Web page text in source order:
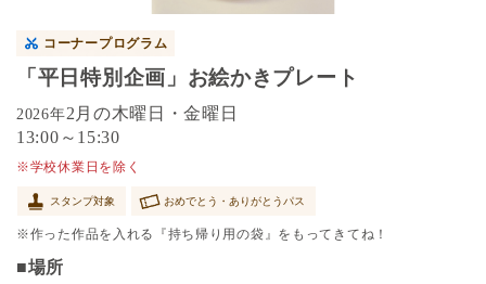
コーナープログラム
「平日特別企画」お絵かきプレート
2026年2月の木曜日・金曜日
13:00～15:30
※学校休業日を除く
スタンプ対象 おめでとう・ありがとうパス
※作った作品を入れる『持ち帰り用の袋』をもってきてね！
■場所